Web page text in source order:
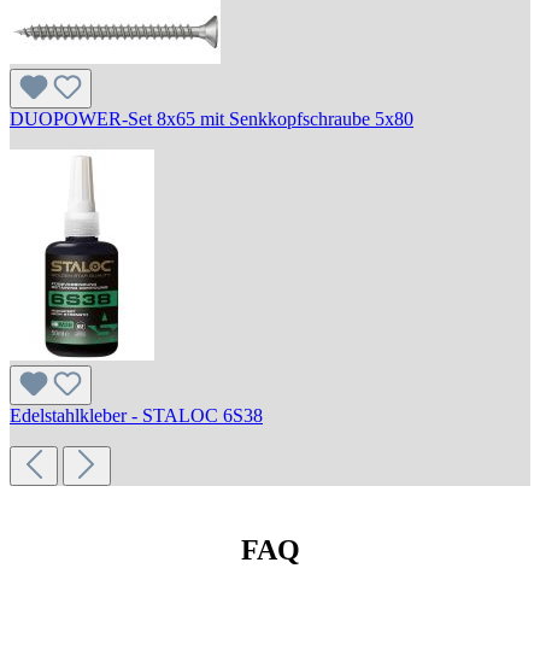
DUOPOWER-Set 8x65 mit Senkkopfschraube 5x80
Edelstahlkleber - STALOC 6S38
FAQ